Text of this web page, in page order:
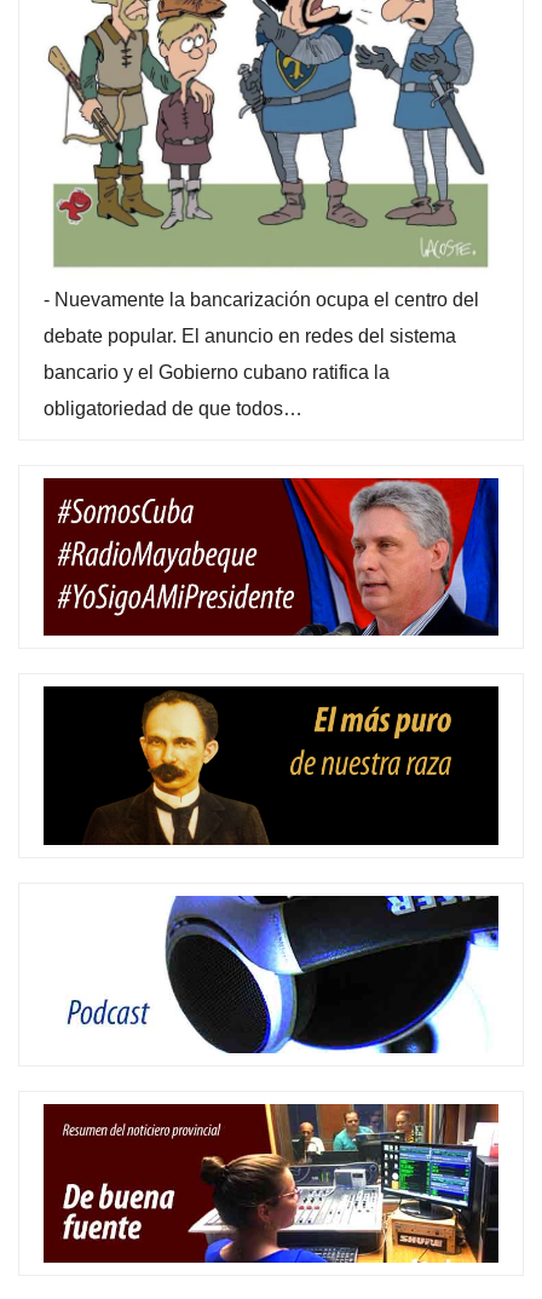
- Nuevamente la bancarización ocupa el centro del
debate popular. El anuncio en redes del sistema
bancario y el Gobierno cubano ratifica la
obligatoriedad de que todos…